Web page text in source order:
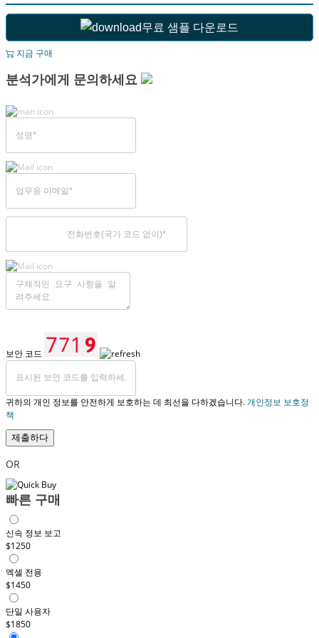
무료 샘플 다운로드
지금 구매
분석가에게 문의하세요
보안 코드
귀하의 개인 정보를 안전하게 보호하는 데 최선을 다하겠습니다.개인정보 보호정
책
제출하다
OR
빠른 구매
신속 정보 보고
$1250
엑셀 전용
$1450
단일 사용자
$1850